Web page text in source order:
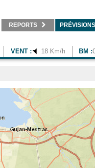
REPORTS PRÉVISIONS
VENT : 18 Km/h BM :